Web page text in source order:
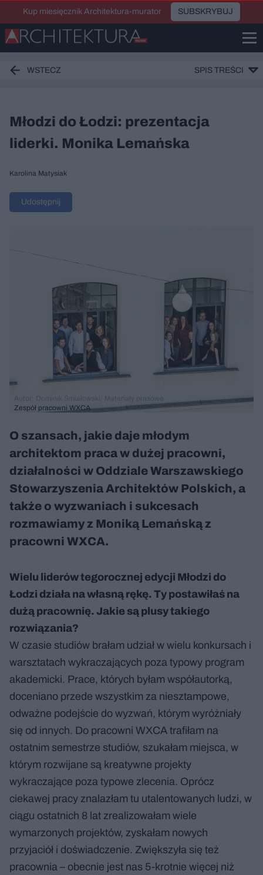
Kup miesięcznik Architektura-murator SUBSKRYBUJ
WSTECZ SPIS TREŚCI
Młodzi do Łodzi: prezentacja
liderki. Monika Lemańska
Karolina Matysiak
Udostępnij
Zespół pracowni WXCA
O szansach, jakie daje młodym
architektom praca w dużej pracowni,
działalności w Oddziale Warszawskiego
Stowarzyszenia Architektów Polskich, a
także o wyzwaniach i sukcesach
rozmawiamy z Moniką Lemańską z
pracowni WXCA.
Wielu liderów tegorocznej edycji Młodzi do
Łodzi działa na własną rękę. Ty postawiłaś na
dużą pracownię. Jakie są plusy takiego
rozwiązania?
W czasie studiów brałam udział w wielu konkursach i
warsztatach wykraczających poza typowy program
akademicki. Prace, których byłam współautorką,
doceniano przede wszystkim za niesztampowe,
odważne podejście do wyzwań, którym wyróżniały
się od innych. Do pracowni WXCA trafiłam na
ostatnim semestrze studiów, szukałam miejsca, w
którym rozwijane są kreatywne projekty
wykraczające poza typowe zlecenia. Oprócz
ciekawej pracy znalazłam tu utalentowanych ludzi, w
ciągu ostatnich 8 lat zrealizowałam wiele
wymarzonych projektów, zyskałam nowych
przyjaciół i doświadczenie. Zwiększyła się też
pracownia – obecnie jest nas 5-krotnie więcej niż